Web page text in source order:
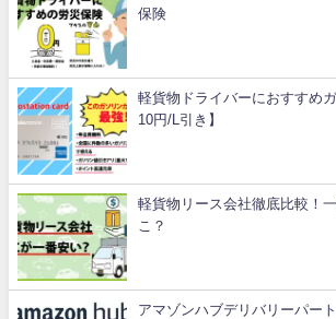
保険
軽貨物ドライバーにおすすめ
10円/L引き】
軽貨物リース会社徹底比較！
こ？
アマゾンハブデリバリーパー